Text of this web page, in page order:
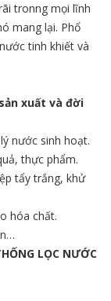
tronng mọi lĩnh
mang lại. Phổ
tinh khiết và
xuất và đời
nước sinh hoạt.
thực phẩm.
tẩy trắng, khử
hóa chất.
LỌC NƯỚC